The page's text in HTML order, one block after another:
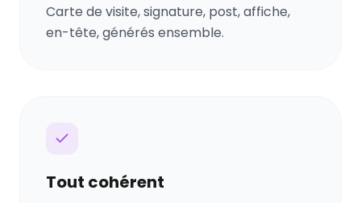
Carte de visite, signature, post, affiche,
en-tête, générés ensemble.
Tout cohérent